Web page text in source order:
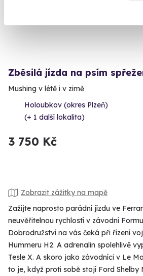
Zběsilá jízda na psím
Mushing v létě i v zimě
Holoubkov (okres Plzeň)
(+ 1 další lokalita)
3 750 Kč
Zobrazit zážitky na mapě
Zažijte naprosto parádní jízdu ve
neuvěřitelnou rychlostí v závodní
Dobrodružství na vás čeká při řízení
Hummeru H2. A adrenalin spolehlivě
Tesle X. A skoro jako závodníci v Le
to je, když proti sobě stojí Ford Shelby